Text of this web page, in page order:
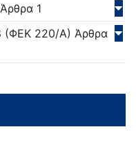
Άρθρα 1
(ΦΕΚ 220/Α) Άρθρα